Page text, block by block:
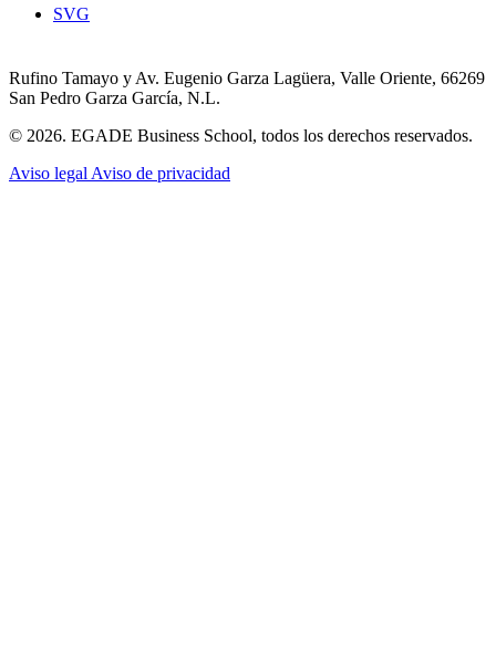
SVG
Rufino Tamayo y Av. Eugenio Garza Lagüera, Valle Oriente, 66269
San Pedro Garza García, N.L.
© 2026. EGADE Business School, todos los derechos reservados.
Aviso legalAviso de privacidad